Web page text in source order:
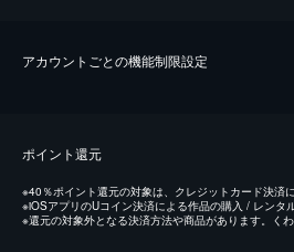
アカウントごとの機能制限設定
ポイント還元
※40％ポイント還元の対象は、クレジットカード決済
※iOSアプリのUコイン決済による作品の購入 / レンタ
※還元の対象外となる決済方法や商品があります。く